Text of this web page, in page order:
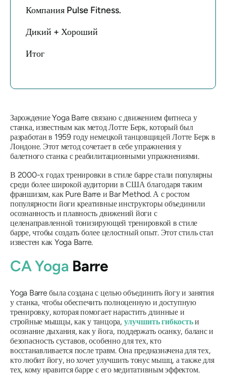
Компания Pulse Fitness.
Дикий + Хороший
Итог
Зарождение Yoga Barre связано с движением фитнеса у
станка, известным как метод Лотте Берк, который был
разработан в 1959 году немецкой танцовщицей Лотте Берк в
Лондоне. Этот метод сочетает в себе упражнения у
балетного станка с реабилитационными упражнениями.
В 2000-х годах тренировки в стиле барре стали популярны
среди более широкой аудитории в США благодаря таким
франшизам, как Pure Barre и Bar Method. А с ростом
популярности йоги креативные инструкторы объединили
осознанность и плавность движений йоги с
целенаправленной тонизирующей тренировкой в ​​стиле
барре, чтобы создать более целостный опыт. Этот стиль стал
известен как Yoga Barre.
CA Yoga Barre
Yoga Barre была создана с целью объединить йогу и занятия
у станка, чтобы обеспечить полноценную и доступную
тренировку, которая помогает нарастить длинные и
стройные мышцы, как у танцора, улучшить гибкостьи
осознание дыхания, как у йога, поддержать осанку, баланс и
безопасность суставов, особенно для тех, кто
восстанавливается после травм. Она предназначена для тех,
кто любит йогу, но хочет улучшить тонус мышц, а также для
тех, кому нравится барре с его медитативным эффектом.